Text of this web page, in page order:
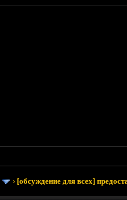
› [обсуждение для всех]